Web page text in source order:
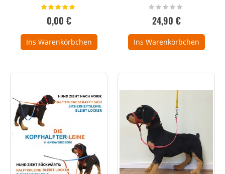
Bewertung:
100%
0,00 €
Ins Warenkörbchen
Rating:
0%
24,90 €
Ins Warenkörbchen